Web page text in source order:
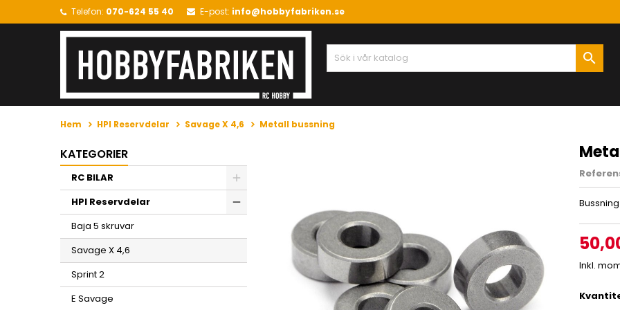
Telefon: 070-624 55 40 E-post: info@hobbyfabriken.se

Hem HPI Reservdelar Savage X 4,6 Metall bussning
KATEGORIER
RC BILAR
HPI Reservdelar
Baja 5 skruvar
Savage X 4,6
Sprint 2
E Savage
Inkl.